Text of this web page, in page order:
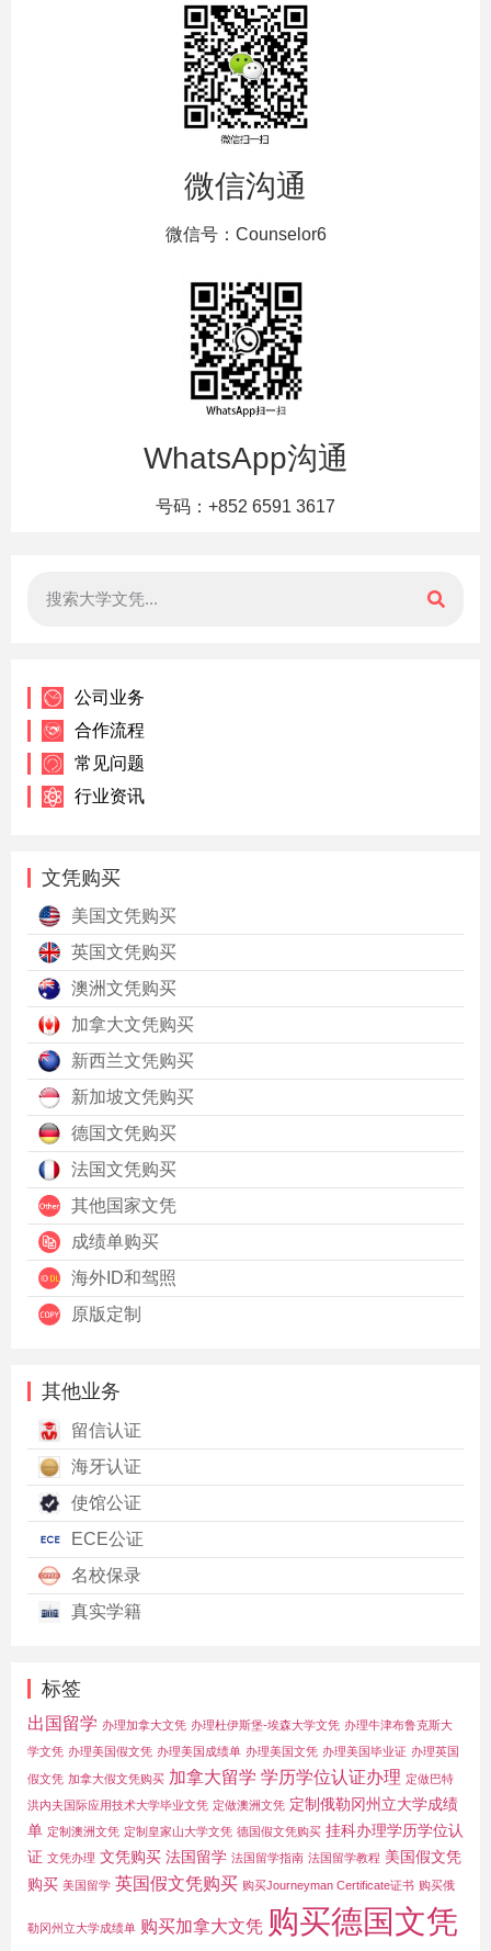
微信沟通
微信号：Counselor6
WhatsApp沟通
号码：+852 6591 3617
公司业务
合作流程
常见问题
行业资讯
文凭购买
美国文凭购买
英国文凭购买
澳洲文凭购买
加拿大文凭购买
新西兰文凭购买
新加坡文凭购买
德国文凭购买
法国文凭购买
其他国家文凭
成绩单购买
海外ID和驾照
原版定制
其他业务
留信认证
海牙认证
使馆公证
ECE公证
名校保录
真实学籍
标签
出国留学 办理加拿大文凭 办理杜伊斯堡-埃森大学文凭 办理牛津布鲁克斯大
学文凭 办理美国假文凭 办理美国成绩单 办理美国文凭 办理美国毕业证 办理英国
假文凭 加拿大假文凭购买 加拿大留学 学历学位认证办理 定做巴特
洪内夫国际应用技术大学毕业文凭 定做澳洲文凭 定制俄勒冈州立大学成绩
单 定制澳洲文凭 定制皇家山大学文凭 德国假文凭购买 挂科办理学历学位认
证 文凭办理 文凭购买 法国留学 法国留学指南 法国留学教程 美国假文凭
购买 美国留学 英国假文凭购买 购买Journeyman Certificate证书 购买俄
勒冈州立大学成绩单 购买加拿大文凭 购买德国文凭